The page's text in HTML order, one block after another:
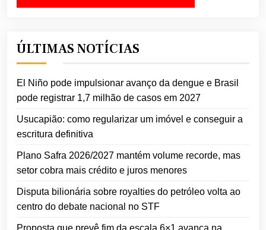
ÚLTIMAS NOTÍCIAS
El Niño pode impulsionar avanço da dengue e Brasil
pode registrar 1,7 milhão de casos em 2027
Usucapião: como regularizar um imóvel e conseguir a
escritura definitiva
Plano Safra 2026/2027 mantém volume recorde, mas
setor cobra mais crédito e juros menores
Disputa bilionária sobre royalties do petróleo volta ao
centro do debate nacional no STF
Proposta que prevê fim da escala 6×1 avança na